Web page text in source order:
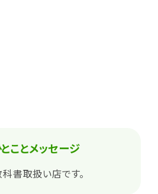
ことメッセージ
書取扱い店です。